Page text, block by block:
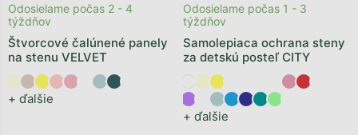
Štvorcové čalúnené panely
na stenu VELVET
+ ďalšie
Odosielame počas 2 - 4
týždňov
Samolepiaca ochrana steny
za detskú posteľ CITY
+ ďalšie
Odosielame počas 1 - 3
týždňov